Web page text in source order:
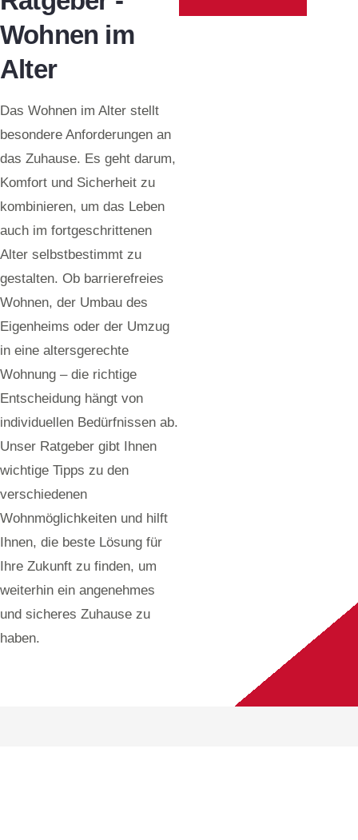
Wohnen im
Alter
Das Wohnen im Alter stellt
besondere Anforderungen an
das Zuhause. Es geht darum,
Komfort und Sicherheit zu
kombinieren, um das Leben
auch im fortgeschrittenen
Alter selbstbestimmt zu
gestalten. Ob barrierefreies
Wohnen, der Umbau des
Eigenheims oder der Umzug
in eine altersgerechte
Wohnung – die richtige
Entscheidung hängt von
individuellen Bedürfnissen ab.
Unser Ratgeber gibt Ihnen
wichtige Tipps zu den
verschiedenen
Wohnmöglichkeiten und hilft
Ihnen, die beste Lösung für
Ihre Zukunft zu finden, um
weiterhin ein angenehmes
und sicheres Zuhause zu
haben.